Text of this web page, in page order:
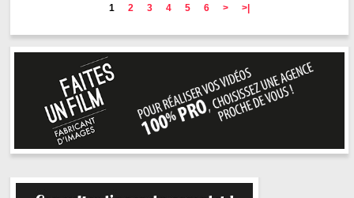
1 2 3 4 5 6 > >|